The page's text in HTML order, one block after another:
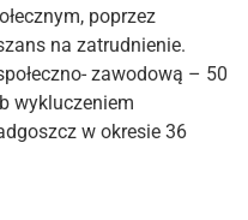
poprzez
na zatrudnienie.
zawodową – 50
wykluczeniem
w okresie 36